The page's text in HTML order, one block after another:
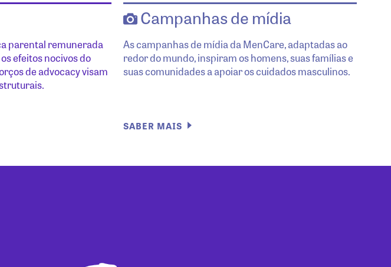
parental remunerada
efeitos nocivos do
de advocacy visam
Campanhas de mídia
As campanhas de mídia da MenCare, adaptadas ao
redor do mundo, inspiram os homens, suas famílias e
suas comunidades a apoiar os cuidados masculinos.
SABER MAIS